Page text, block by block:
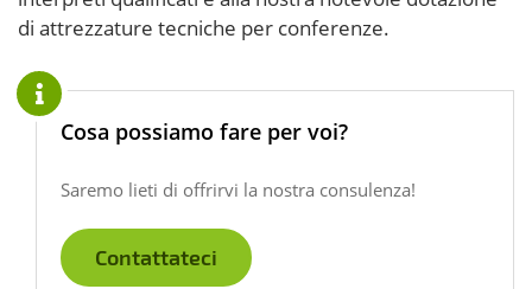
di attrezzature tecniche per conferenze.
Cosa possiamo fare per voi?
Saremo lieti di offrirvi la nostra consulenza!
Contattateci